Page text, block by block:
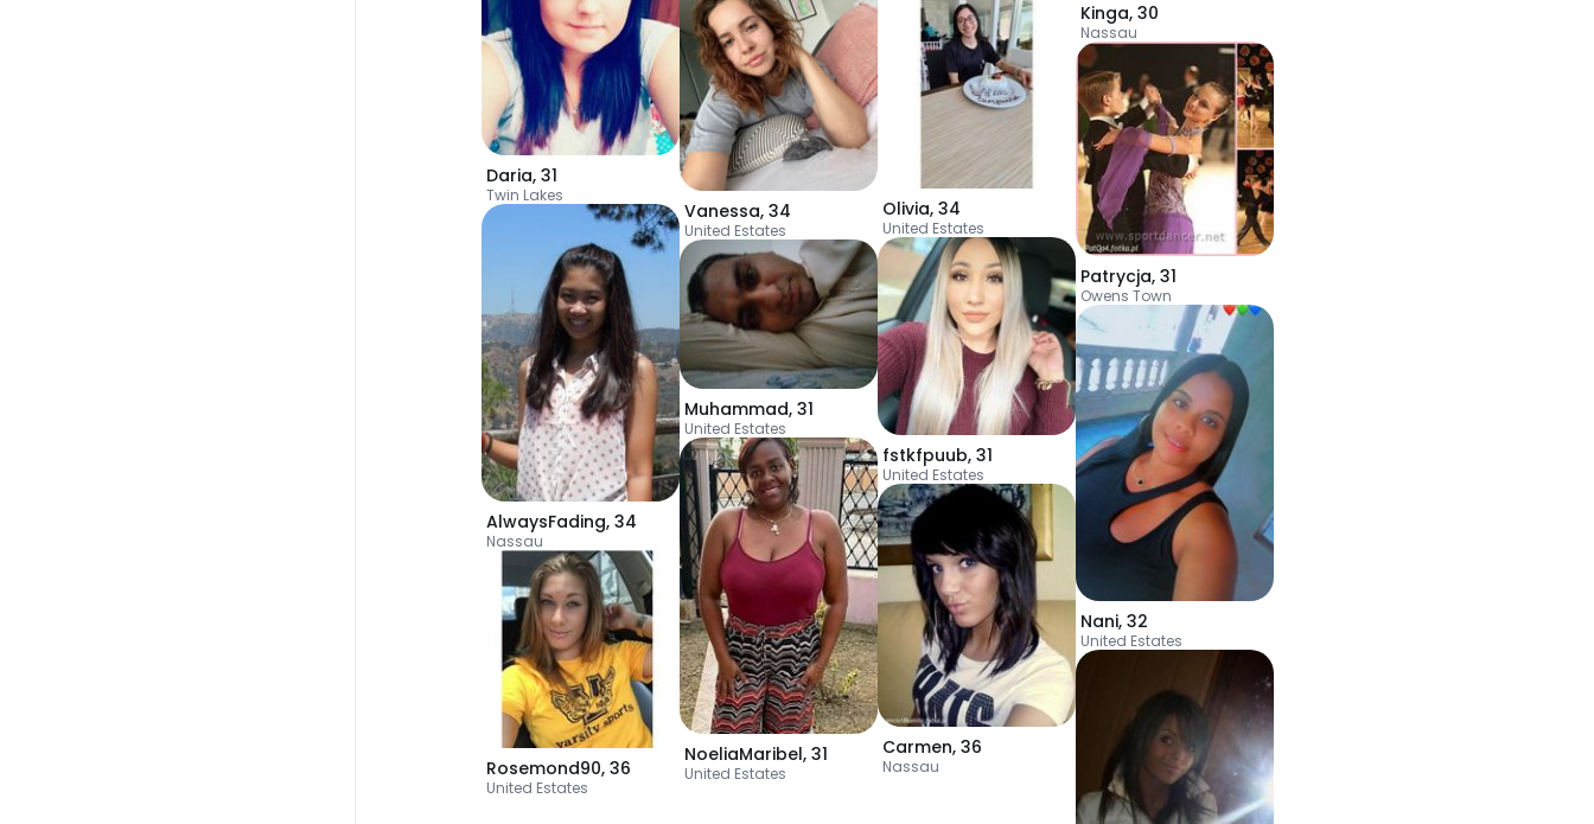
Daria, 31
Twin Lakes
AlwaysFading, 34
Nassau
Rosemond90, 36
United Estates
Vanessa, 34
United Estates
Muhammad, 31
United Estates
NoeliaMaribel, 31
United Estates
Olivia, 34
United Estates
fstkfpuub, 31
United Estates
Carmen, 36
Nassau
Kinga, 30
Nassau
Patrycja, 31
Owens Town
Nani, 32
United Estates